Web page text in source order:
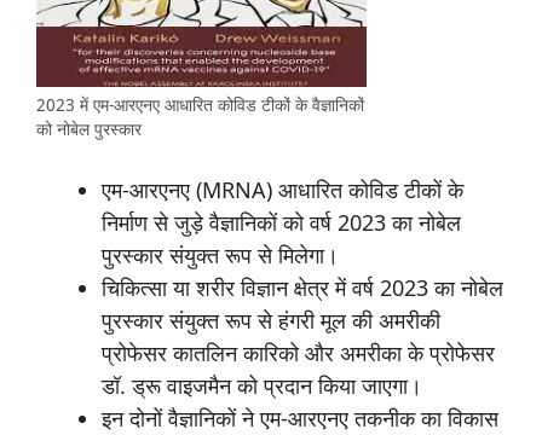
2023 में एम-आरएनए आधारित कोविड टीकों के वैज्ञानिकों
को नोबेल पुरस्कार
एम-आरएनए (MRNA) आधारित कोविड टीकों के
निर्माण से जुड़े वैज्ञानिकों को वर्ष 2023 का नोबेल
पुरस्कार संयुक्त रूप से मिलेगा।
चिकित्सा या शरीर विज्ञान क्षेत्र में वर्ष 2023 का नोबेल
पुरस्कार संयुक्त रूप से हंगरी मूल की अमरीकी
प्रोफेसर कातलिन कारिको और अमरीका के प्रोफेसर
डॉ. ड्रू वाइजमैन को प्रदान किया जाएगा।
इन दोनों वैज्ञानिकों ने एम-आरएनए तकनीक का विकास